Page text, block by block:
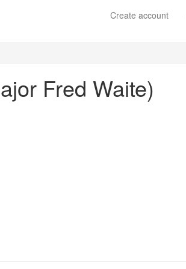
Create account
Fred Waite)